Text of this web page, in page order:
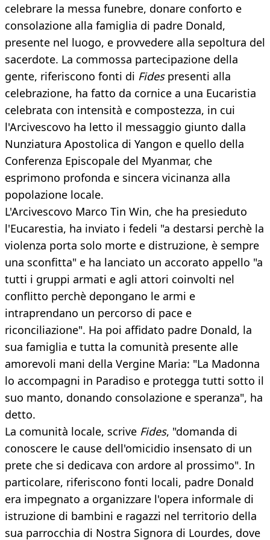
celebrare la messa funebre, donare conforto e
consolazione alla famiglia di padre Donald,
presente nel luogo, e provvedere alla sepoltura del
sacerdote. La commossa partecipazione della
gente, riferiscono fonti di Fidespresenti alla
celebrazione, ha fatto da cornice a una Eucaristia
celebrata con intensità e compostezza, in cui
l'Arcivescovo ha letto il messaggio giunto dalla
Nunziatura Apostolica di Yangon e quello della
Conferenza Episcopale del Myanmar, che
esprimono profonda e sincera vicinanza alla
popolazione locale.
L'Arcivescovo Marco Tin Win, che ha presieduto
l'Eucarestia, ha inviato i fedeli "a destarsi perchè la
violenza porta solo morte e distruzione, è sempre
una sconfitta" e ha lanciato un accorato appello "a
tutti i gruppi armati e agli attori coinvolti nel
conflitto perchè depongano le armi e
intraprendano un percorso di pace e
riconciliazione". Ha poi affidato padre Donald, la
sua famiglia e tutta la comunità presente alle
amorevoli mani della Vergine Maria: "La Madonna
lo accompagni in Paradiso e protegga tutti sotto il
suo manto, donando consolazione e speranza", ha
detto.
La comunità locale, scrive Fides, "domanda di
conoscere le cause dell'omicidio insensato di un
prete che si dedicava con ardore al prossimo". In
particolare, riferiscono fonti locali, padre Donald
era impegnato a organizzare l'opera informale di
istruzione di bambini e ragazzi nel territorio della
sua parrocchia di Nostra Signora di Lourdes, dove